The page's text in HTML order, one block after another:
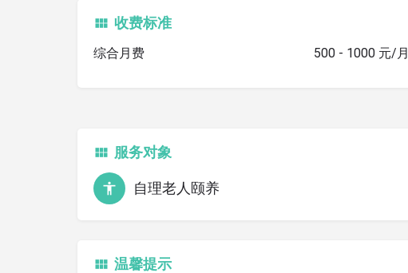
收费标准
综合月费 500 - 1000 元/月
服务对象
自理老人颐养
温馨提示